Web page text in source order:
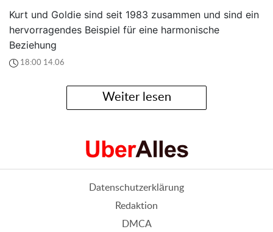
Kurt und Goldie sind seit 1983 zusammen und sind ein
hervorragendes Beispiel für eine harmonische
Beziehung
18:00 14.06
Weiter lesen
Datenschutzerklärung
Redaktion
DMCA